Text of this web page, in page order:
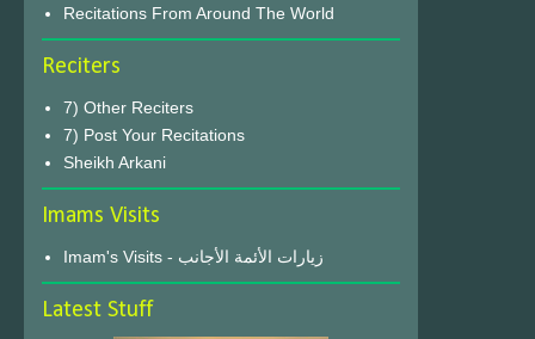
Recitations From Around The World
Reciters
7) Other Reciters
7) Post Your Recitations
Sheikh Arkani
Imams Visits
Imam's Visits - زيارات الأئمة الأجانب
Latest Stuff